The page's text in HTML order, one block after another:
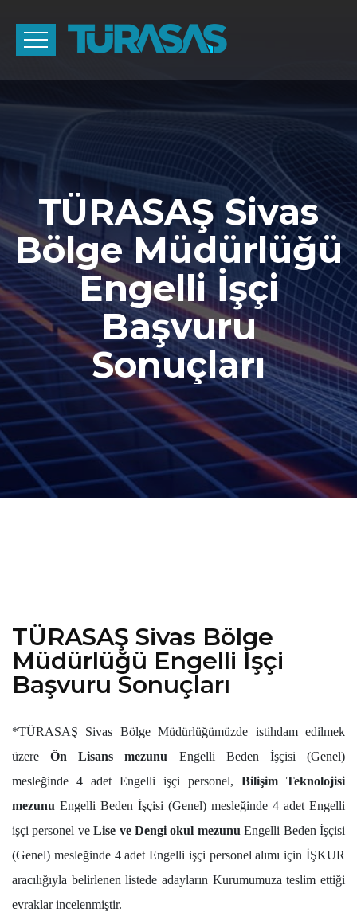
TÜRASAŞ Sivas
Bölge Müdürlüğü
Engelli İşçi
Başvuru
Sonuçları
TÜRASAŞ Sivas Bölge
Müdürlüğü Engelli İşçi
Başvuru Sonuçları
*TÜRASAŞ Sivas Bölge Müdürlüğümüzde istihdam edilmek
üzereÖn Lisans mezunu Engelli Beden İşçisi (Genel)
mesleğinde 4 adet Engelli işçi personel, Bilişim Teknolojisi
mezunu Engelli Beden İşçisi (Genel) mesleğinde 4 adet Engelli
işçi personel veLise ve Dengi okul mezunu Engelli Beden İşçisi
(Genel) mesleğinde 4 adet Engelli işçi personel alımı için İŞKUR
aracılığıyla belirlenen listede adayların Kurumumuza teslim ettiği
evraklar incelenmiştir.